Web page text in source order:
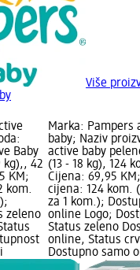
Više
Baby
kg),, 42
KM;
kom.
zeleno
Marka: Pampers
baby; Naziv
active baby
(13 - 18 kg), 124
Cijena: 69,95
cijena: 124 kom.
za 1 kom.);
online Logo;
Status zeleno
online, Status
Dostupno samo